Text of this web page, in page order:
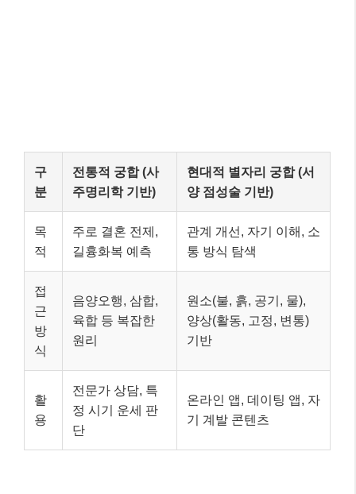
구
분
전통적 궁합 (사
주명리학 기반)
현대적 별자리 궁합 (서
양 점성술 기반)
목
적
주로 결혼 전제,
길흉화복 예측
관계 개선, 자기 이해, 소
통 방식 탐색
접
근
방
식
음양오행, 삼합,
육합 등 복잡한
원리
원소(불, 흙, 공기, 물),
양상(활동, 고정, 변통)
기반
활
용
전문가 상담, 특
정 시기 운세 판
단
온라인 앱, 데이팅 앱, 자
기 계발 콘텐츠